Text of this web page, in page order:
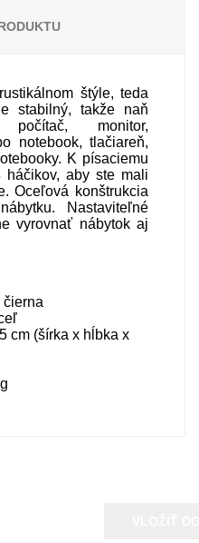
štýle, teda
stabilný, takže naň
počítač, monitor,
notebook, tlačiareň,
K písaciemu
aby ste mali
Oceľová konštrukcia
Nastaviteľné
vyrovnať nábytok aj
čierna
cm (šírka x hĺbka x